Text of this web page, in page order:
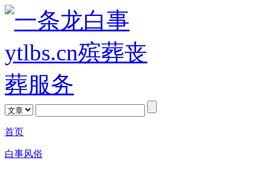
首页
白事风俗